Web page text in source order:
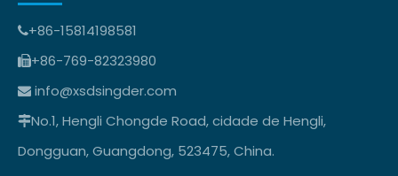
+86-15814198581
+86-769-82323980
 info@xsdsingder.com
No.1, Hengli Chongde Road, cidade de Hengli,
Dongguan, Guangdong, 523475, China.